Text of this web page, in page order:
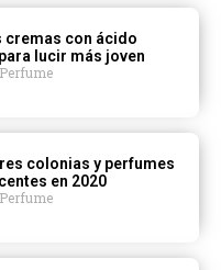
cremas con ácido
lucir más joven
colonias y perfumes
en 2020